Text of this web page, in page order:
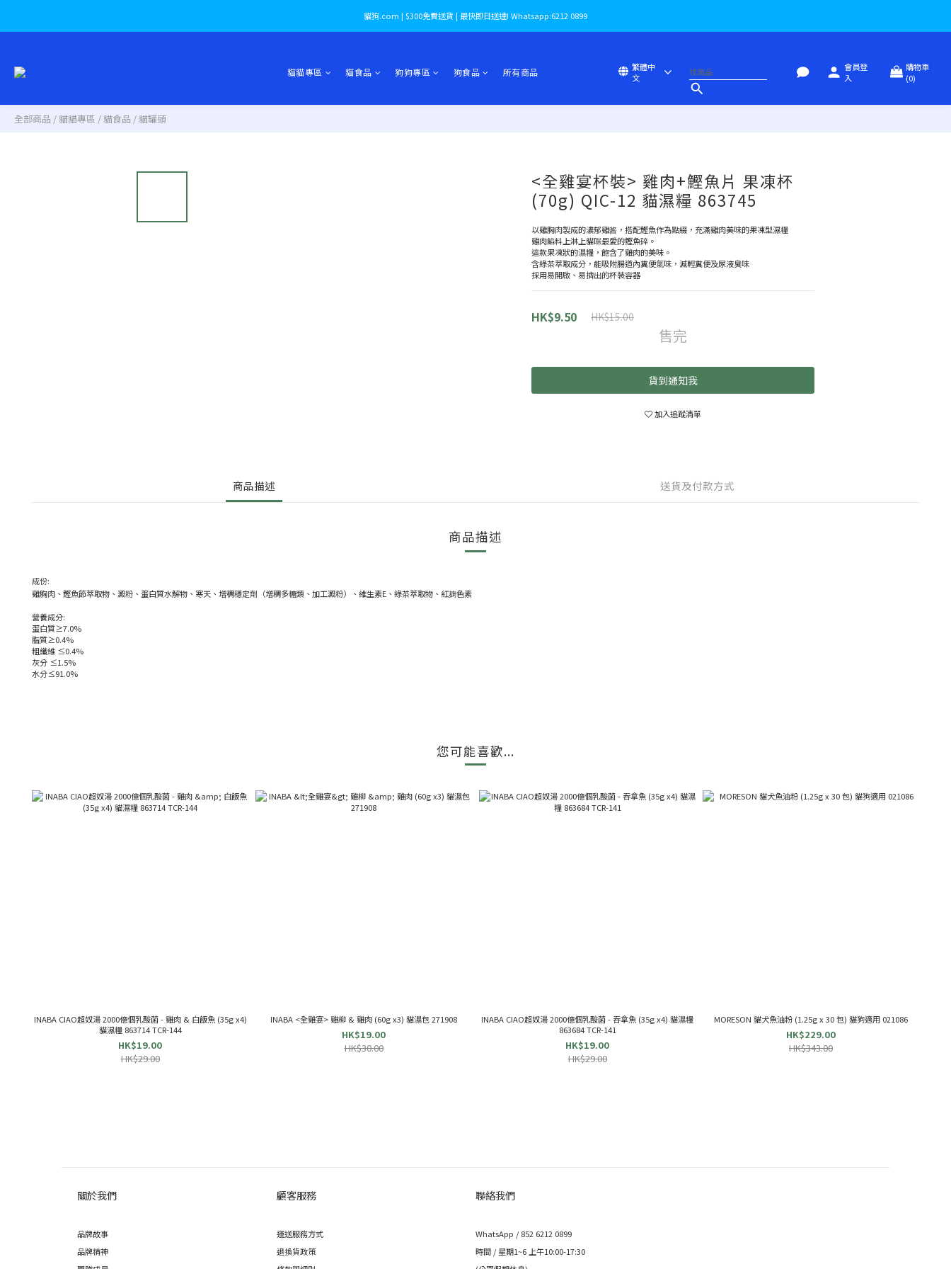
貓狗.com | $300免費送貨 | 最快即日送達! Whatsapp:6212 0899
繁體中
文
會員登
入
購物車
(0)
貓貓專區 貓食品 狗狗專區 狗食品 所有商品
全部商品 /貓貓專區 /貓食品 /貓罐頭
<全雞宴杯裝> 雞肉+鰹魚片 果凍杯
(70g) QIC-12 貓濕糧 863745
以雞胸肉製成的濃郁雞酱，搭配鰹魚作為點綴，充滿雞肉美味的果凍型濕糧
雞肉餡料上淋上貓咪最愛的鰹魚碎。
這款果凍狀的濕糧，飽含了雞肉的美味。
含綠茶萃取成分，能吸附腸道內糞便氣味，減輕糞便及尿液臭味
採用易開啟、易擠出的杯裝容器
HK$9.50 HK$15.00
售完
貨到通知我
加入追蹤清單
商品描述 送貨及付款方式
商品描述
成份:
雞胸肉、鰹魚節萃取物、澱粉、蛋白質水解物、寒天、增稠穩定劑（增稠多糖類、加工澱粉）、維生素E、綠茶萃取物、紅麹色素
營養成分:
蛋白質≥7.0%
脂質≥0.4%
粗纖維 ≤0.4%
灰分 ≤1.5%
水分≤91.0%
您可能喜歡...
INABA CIAO超奴湯 2000億個乳酸菌 - 雞肉 & 白飯魚 (35g x4)
貓濕糧 863714 TCR-144
HK$19.00
HK$29.00
INABA <全雞宴> 雞柳 & 雞肉 (60g x3) 貓濕包 271908
HK$19.00
HK$30.00
INABA CIAO超奴湯 2000億個乳酸菌 - 吞拿魚 (35g x4) 貓濕糧
863684 TCR-141
HK$19.00
HK$29.00
MORESON 貓犬魚油粉 (1.25g x 30 包) 貓狗適用 021086
HK$229.00
HK$343.00
關於我們
品牌故事
品牌精神
顧客服務
運送服務方式
退換貨政策
聯絡我們
WhatsApp / 852 6212 0899
時間 / 星期1~6 上午10:00-17:30